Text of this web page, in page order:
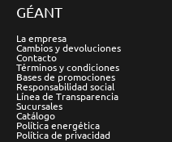
GÉANT
La empresa
Cambios y devoluciones
Contacto
Términos y condiciones
Bases de promociones
Responsabilidad social
Línea de Transparencia
Sucursales
Catálogo
Política energética
Política de privacidad